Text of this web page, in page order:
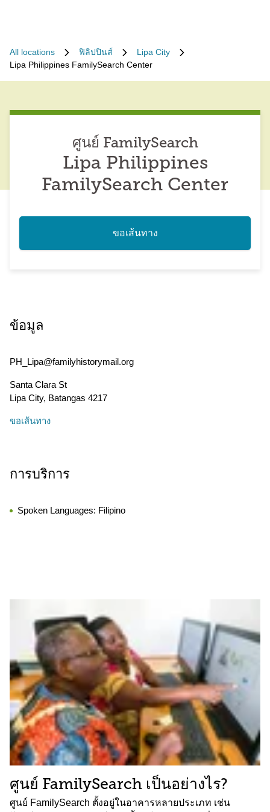
All locations ฟิลิปปินส์
Lipa City
Lipa Philippines FamilySearch Center
ศูนย์ FamilySearch
Lipa Philippines
FamilySearch Center
ขอเส้นทาง
ข้อมูล
PH_Lipa@familyhistorymail.org
Santa Clara St
Lipa City, Batangas 4217
ขอเส้นทาง
การบริการ
Spoken Languages: Filipino
ศูนย์ FamilySearch เป็นอย่างไร?
ศูนย์ FamilySearch ตั้งอยู่ในอาคารหลายประเภท เช่น